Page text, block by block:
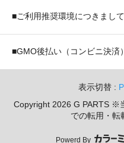
■ご利用推奨環境につきまし
■GMO後払い（コンビニ決済
表示切替 :
Copyright 2026 G PARTS ※
での転用・転
Powerd By